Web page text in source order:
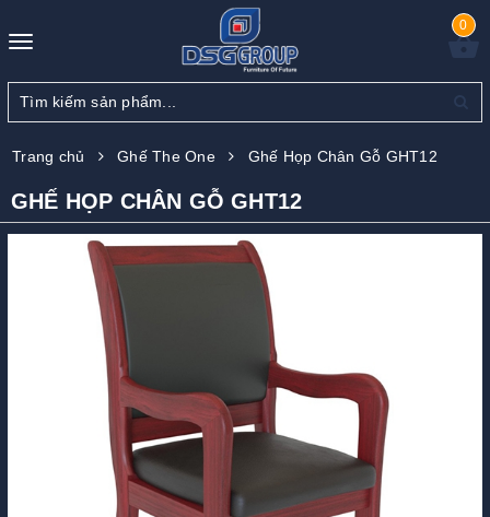
Toggle
0
Trang chủ Ghế The One Ghế Họp Chân Gỗ GHT12
GHẾ HỌP CHÂN GỖ GHT12